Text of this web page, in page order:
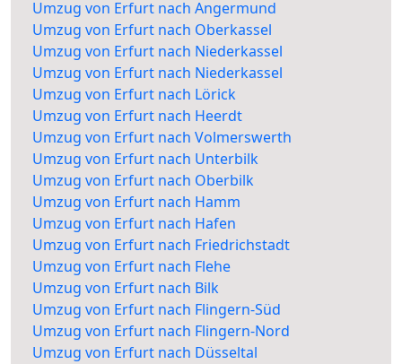
Umzug von Erfurt nach Angermund
Umzug von Erfurt nach Oberkassel
Umzug von Erfurt nach Niederkassel
Umzug von Erfurt nach Niederkassel
Umzug von Erfurt nach Lörick
Umzug von Erfurt nach Heerdt
Umzug von Erfurt nach Volmerswerth
Umzug von Erfurt nach Unterbilk
Umzug von Erfurt nach Oberbilk
Umzug von Erfurt nach Hamm
Umzug von Erfurt nach Hafen
Umzug von Erfurt nach Friedrichstadt
Umzug von Erfurt nach Flehe
Umzug von Erfurt nach Bilk
Umzug von Erfurt nach Flingern-Süd
Umzug von Erfurt nach Flingern-Nord
Umzug von Erfurt nach Düsseltal